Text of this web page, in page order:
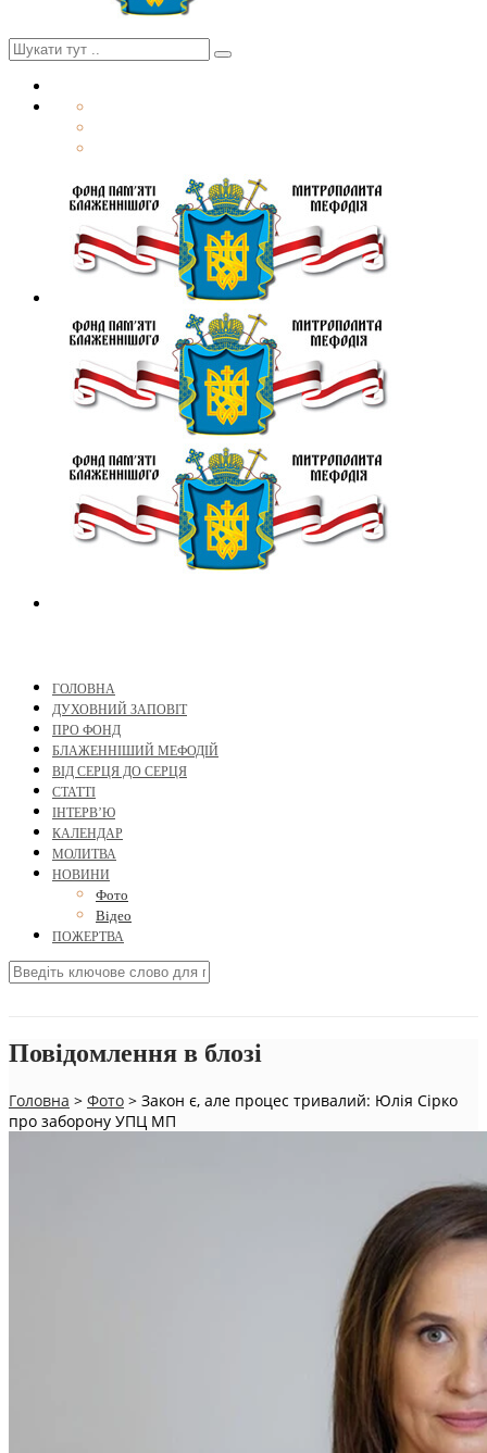
ГОЛОВНА
ДУХОВНИЙ ЗАПОВІТ
ПРО ФОНД
БЛАЖЕННІШИЙ МЕФОДІЙ
ВІД СЕРЦЯ ДО СЕРЦЯ
СТАТТІ
ІНТЕРВ’Ю
КАЛЕНДАР
МОЛИТВА
НОВИНИ
Фото
Відео
ПОЖЕРТВА
Повідомлення в блозі
Головна > Фото > Закон є, але процес тривалий: Юлія Сірко
про заборону УПЦ МП